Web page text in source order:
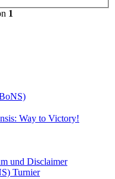
1
Way to Victory!
und Disclaimer
Turnier